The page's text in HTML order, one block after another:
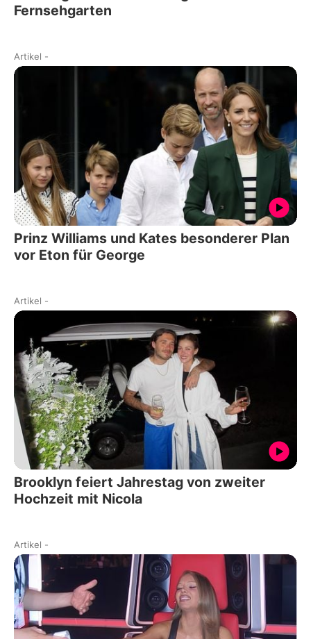
Fernsehgarten
Artikel -
Prinz Williams und Kates besonderer Plan
vor Eton für George
Artikel -
Brooklyn feiert Jahrestag von zweiter
Hochzeit mit Nicola
Artikel -